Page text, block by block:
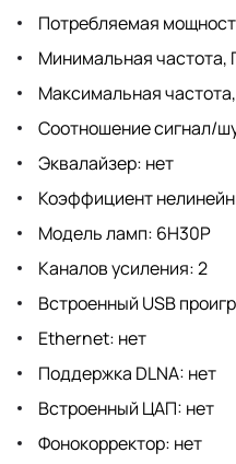
Потребляемая
Минимальная частота,
Максимальная
Соотношение сигнал/
Эквалайзер: нет
Коэффициент
Модель ламп: 6H30P
Каналов усиления: 2
Встроенный USB
Ethernet: нет
Поддержка DLNA: нет
Встроенный ЦАП: нет
Фонокорректор: нет